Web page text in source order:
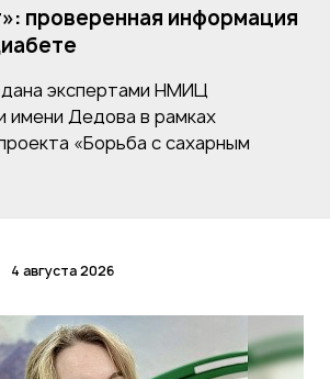
проверенная информация
экспертами НМИЦ
имени Дедова в рамках
«Борьба с сахарным
4 августа 2026